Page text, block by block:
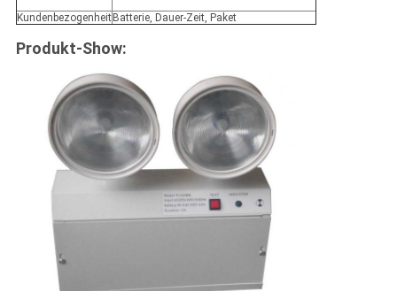
Kundenbezogenheit Batterie, Dauer-Zeit, Paket
Produkt-Show: